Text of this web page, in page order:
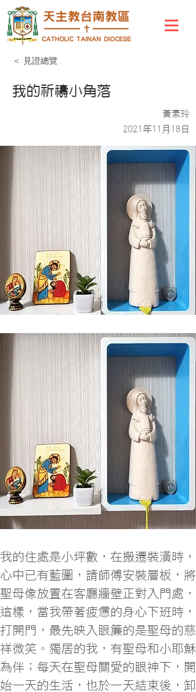
＜ 見證總覽
我的祈禱小角落
黃素玲
2021年11月18日
我的住處是小坪數，在搬遷裝潢時，
心中已有藍圖，請師傅安裝層板，將
聖母像放置在客廳牆壁正對入門處，
這樣，當我帶著疲憊的身心下班時，
打開門，最先映入眼簾的是聖母的慈
祥微笑。獨居的我，有聖母和小耶穌
為伴；每天在聖母關愛的眼神下，開
始一天的生活，也於一天結束後，卸